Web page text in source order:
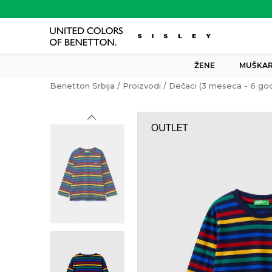
ŽENE
Benetton Srbija Proizvodi Dečaci (3 meseca - 6